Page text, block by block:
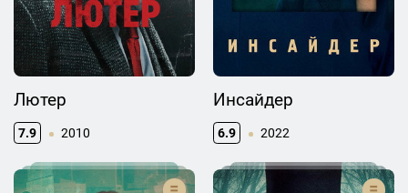
Лютер
7.9 2010
Инсайдер
6.9 2022